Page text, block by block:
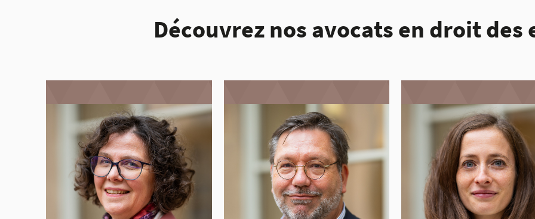
Découvrez nos avocats en droit des